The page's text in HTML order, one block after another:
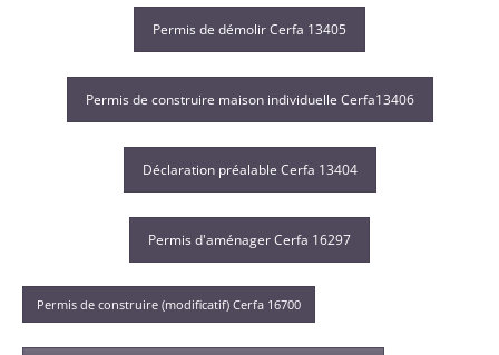
Permis de démolir Cerfa 13405
Permis de construire maison individuelle Cerfa13406
Déclaration préalable Cerfa 13404
Permis d'aménager Cerfa 16297
Permis de construire (modificatif) Cerfa 16700